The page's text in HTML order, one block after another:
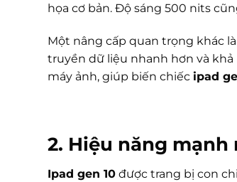
họa cơ bản. Độ sáng 500 nits
Một nâng cấp quan trọng khác
truyền dữ liệu nhanh hơn và
máy ảnh, giúp biến chiếc ipad
2. Hiệu năng mạnh
Ipad gen 10 được trang bị con